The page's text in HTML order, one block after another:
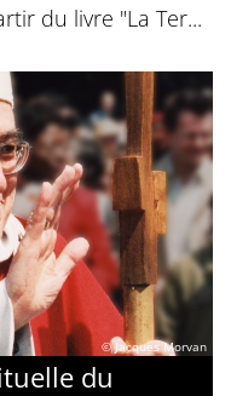
du livre "La Ter...
© Jacques Morvan
du